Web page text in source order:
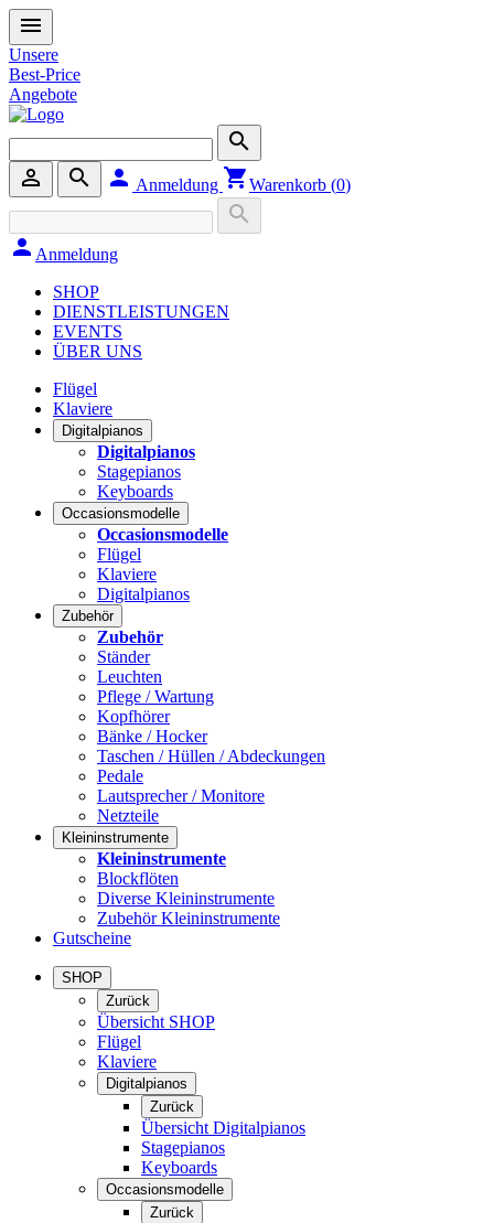
menu
Unsere
Best-Price
Angebote
search
person_outline
search person Anmeldung shopping_cartWarenkorb (0)
search
person Anmeldung
SHOP
DIENSTLEISTUNGEN
EVENTS
ÜBER UNS
Flügel
Klaviere
Digitalpianos
Digitalpianos
Stagepianos
Keyboards
Occasionsmodelle
Occasionsmodelle
Flügel
Klaviere
Digitalpianos
Zubehör
Zubehör
Ständer
Leuchten
Pflege / Wartung
Kopfhörer
Bänke / Hocker
Taschen / Hüllen / Abdeckungen
Pedale
Lautsprecher / Monitore
Netzteile
Kleininstrumente
Kleininstrumente
Blockflöten
Diverse Kleininstrumente
Zubehör Kleininstrumente
Gutscheine
SHOP
Zurück
Übersicht SHOP
Flügel
Klaviere
Digitalpianos
Zurück
Übersicht Digitalpianos
Stagepianos
Keyboards
Occasionsmodelle
Zurück